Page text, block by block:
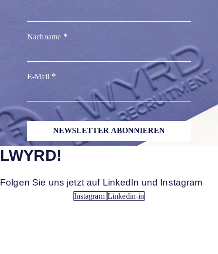
Nachname
E-Mail
NEWSLETTER ABONNIEREN
LWYRD!
Folgen Sie uns jetzt auf LinkedIn und Instagram
Instagram Linkedin-in